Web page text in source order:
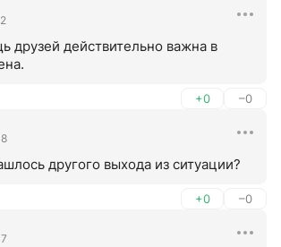
друзей действительно важна в
+0 –0
другого выхода из ситуации?
+0 –0